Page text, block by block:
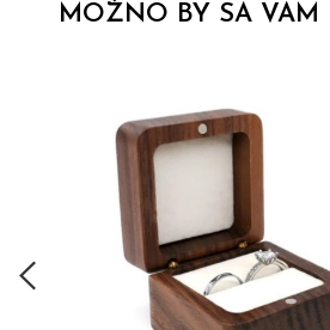
MOŽNO BY SA VÁM